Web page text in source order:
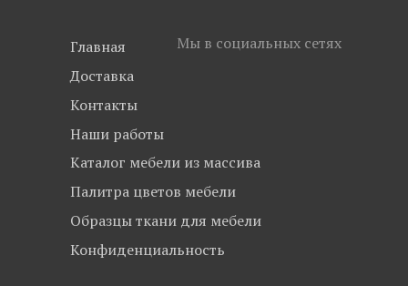
Главная
Доставка
Контакты
Наши работы
Каталог мебели из массива
Палитра цветов мебели
Образцы ткани для мебели
Конфиденциальность
Мы в социальных сетях